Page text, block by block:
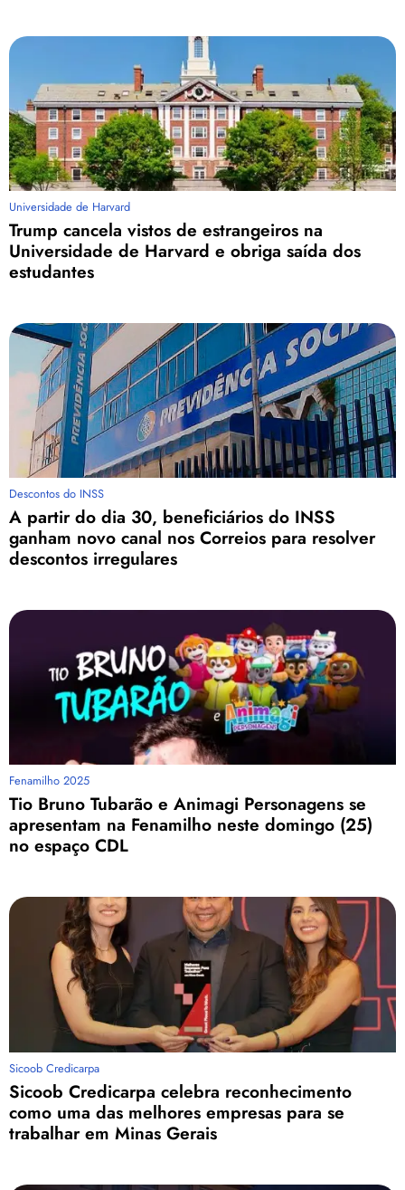
Universidade de Harvard
Trump cancela vistos de estrangeiros na
Universidade de Harvard e obriga saída dos
estudantes
Descontos do INSS
A partir do dia 30, beneficiários do INSS
ganham novo canal nos Correios para resolver
descontos irregulares
Fenamilho 2025
Tio Bruno Tubarão e Animagi Personagens se
apresentam na Fenamilho neste domingo (25)
no espaço CDL
Sicoob Credicarpa
Sicoob Credicarpa celebra reconhecimento
como uma das melhores empresas para se
trabalhar em Minas Gerais